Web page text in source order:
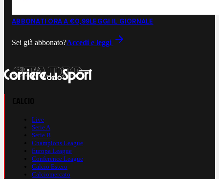
ABBONATI ORA A €0,99LEGGI IL GIORNALE
Sei già abbonato?Accedi e leggi
Live
Serie A
Serie B
Champions League
Europa League
Conference League
Calcio Estero
Calciomercato